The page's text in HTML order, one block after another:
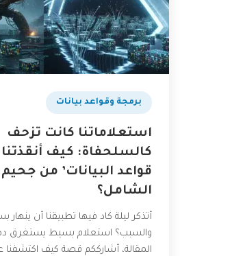
برمجة وقواعد بيانات
استعلاماتنا كانت تزحف
كالسلحفاة: كيف
قواعد البيانات’ من
الشامل؟
أتذكر ليلة كاد فيها تطبيقنا أن
والسبب؟ استعلام بسيط يستغرق
المقالة، أشارككم قصة كيف اكتشفنا